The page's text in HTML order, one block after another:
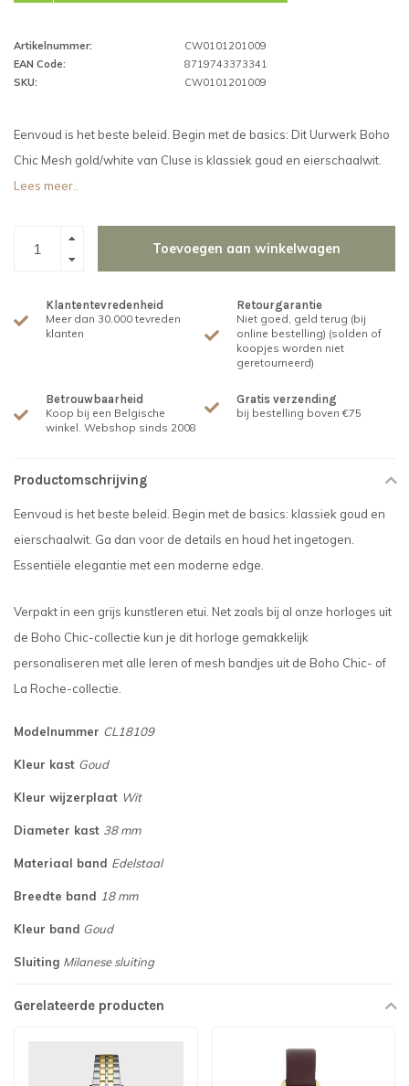
Artikelnummer:
CW0101201009
EAN Code:
8719743373341
SKU:
CW0101201009
Eenvoud is het beste beleid. Begin met de basics: Dit Uurwerk Boho
Chic Mesh gold/white van Cluse is klassiek goud en eierschaalwit.
Lees meer..
Toevoegen aan winkelwagen
Klantentevredenheid
Meer dan 30.000 tevreden
klanten
Retourgarantie
Niet goed, geld terug (bij
online bestelling) (solden of
koopjes worden niet
geretourneerd)
Betrouwbaarheid
Koop bij een Belgische
winkel. Webshop sinds 2008
Gratis verzending
bij bestelling boven €75
Productomschrijving
Eenvoud is het beste beleid. Begin met de basics: klassiek goud en
eierschaalwit. Ga dan voor de details en houd het ingetogen.
Essentiële elegantie met een moderne edge.
Verpakt in een grijs kunstleren etui. Net zoals bij al onze horloges uit
de Boho Chic-collectie kun je dit horloge gemakkelijk
personaliseren met alle leren of mesh bandjes uit de Boho Chic- of
La Roche-collectie.
Modelnummer CL18109
Kleur kast Goud
Kleur wijzerplaat Wit
Diameter kast 38 mm
Materiaal band Edelstaal
Breedte band 18 mm
Kleur band Goud
Sluiting Milanese sluiting
Gerelateerde producten